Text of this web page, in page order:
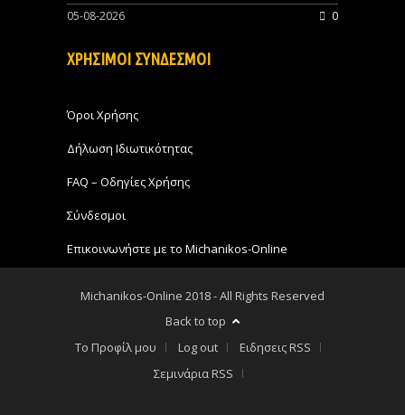
05-08-2026 0
ΧΡΗΣΙΜΟΙ ΣΥΝΔΕΣΜΟΙ
Όροι Χρήσης
Δήλωση Ιδιωτικότητας
FAQ – Οδηγίες Χρήσης
Σύνδεσμοι
Επικοινωνήστε με το Michanikos-Online
Michanikos-Online 2018 - All Rights Reserved
Back to top
Το Προφίλ μου
Log out
Ειδησεις RSS
Σεμινάρια RSS